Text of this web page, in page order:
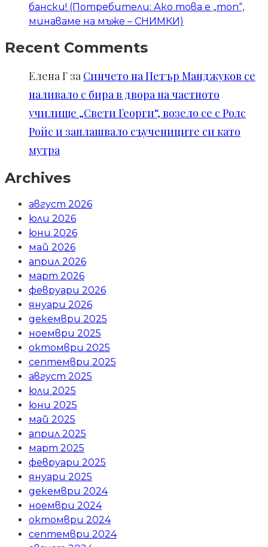
бански! (Потребители: Ако това е „топ“,
минаваме на мъже – СНИМКИ)
Recent Comments
Елена Г за Синчето на Петър Манджуков се
наливало с бира в двора на частното
училище „Свети Георги“, возело се с Ролс
Ройс и заплашвало съучениците си като
мутра
Archives
август 2026
юли 2026
юни 2026
май 2026
април 2026
март 2026
февруари 2026
януари 2026
декември 2025
ноември 2025
октомври 2025
септември 2025
август 2025
юли 2025
юни 2025
май 2025
април 2025
март 2025
февруари 2025
януари 2025
декември 2024
ноември 2024
октомври 2024
септември 2024